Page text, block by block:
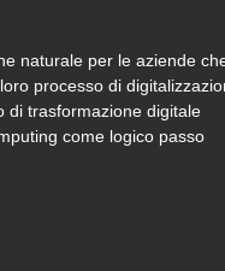
naturale per le aziende
processo di
di trasformazione digitale
come logico passo